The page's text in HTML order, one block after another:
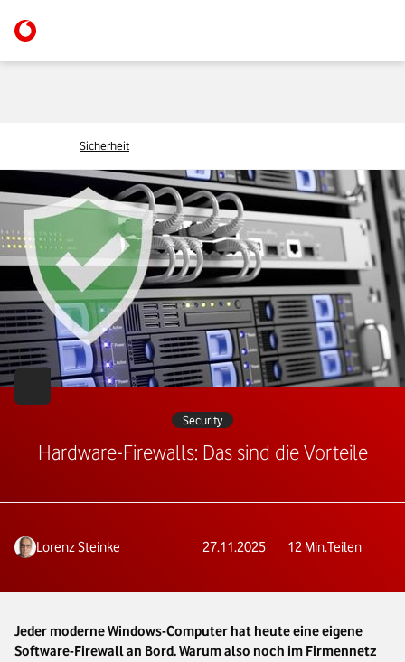
Sicherheit
Security
Hardware-Firewalls: Das sind die Vorteile
Lorenz Steinke 27.11.2025 12 Min.Teilen
Jeder moderne Windows-Computer hat heute eine eigene
Software-Firewall an Bord. Warum also noch im Firmennetz